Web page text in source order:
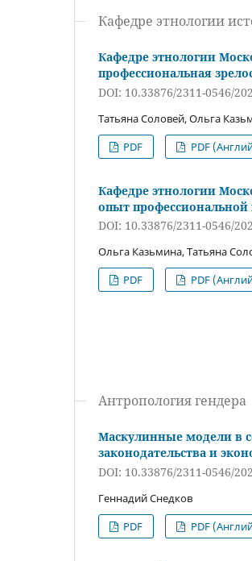
Кафедре этнологии
Кафедре этнологии
профессиональная
DOI: 10.33876/2311-0546/
Татьяна Соловей, Ольга
PDF
PDF
Кафедре этнологии
опыт профессиональной
DOI: 10.33876/2311-0546/
Ольга Казьмина, Татьяна
PDF
PDF
Антропология гендера
Маскулинные модели в
законодательства и
DOI: 10.33876/2311-0546/
Геннадий Снедков
PDF
PDF